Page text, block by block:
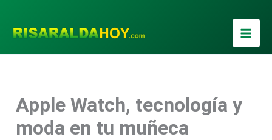
contenido
Apple Watch, tecnología y
moda en tu muñeca